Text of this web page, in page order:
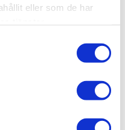
eller som de har
matta finish.
torkar snabbt och
lager som
på din modell.
förhindrar att